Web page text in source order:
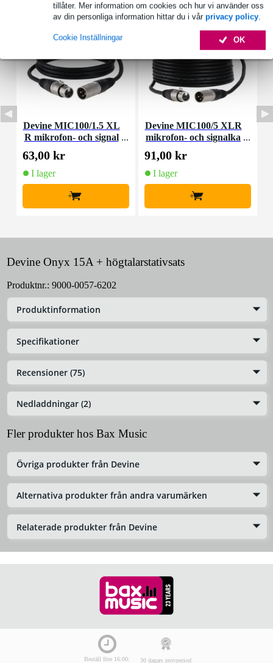
tillåter. Mer information om cookies och hur vi använder oss
av din personliga information hittar du i vår privacy policy.
OK
Cookie Inställningar
Devine MIC100/1.5 XL
R mikrofon- och signal
kabel 1,5 meter
63,00 kr
I lager
+
Devine MIC100/5 XLR
mikrofon- och signalka
bel 5 meter
91,00 kr
I lager
+
Devine Onyx 15A + högtalarstativsats
Produktnr.: 9000-0057-6202
Produktinformation
Specifikationer
Recensioner (75)
Nedladdningar (2)
Fler produkter hos Bax Music
Övriga produkter från Devine
Alternativa produkter från andra varumärken
Relaterade produkter från Devine
Beställ före 16:00:
30 dagars provperiod